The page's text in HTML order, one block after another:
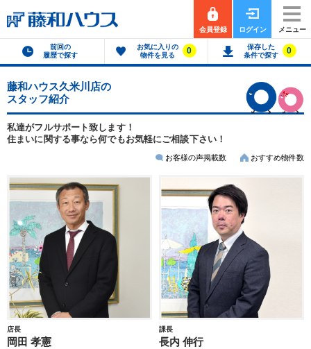
会員登録 ログイン メニュー
前回の
履歴で探す
お気に入りの
物件を見る
0
保存した
条件で探す
0
藤和ハウス久米川店の
スタッフ紹介
私達がフルサポート致します！
住まいに関する事なら何でもお気軽にご相談下さい！
お客様の声掲載数 おすすめ物件数
店長
岡田 孝憲
課長
長内 伸行